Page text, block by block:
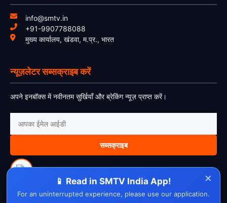
info@smtv.in
+91-9907788088
मुख्य कार्यालय, खंडवा, म.प्र., भारत
न्यूज़लेटर सब्सक्राइब करें
अपने इनबॉक्स में नवीनतम सुर्खियाँ और ब्रेकिंग न्यूज़ प्राप्त करें।
सब्सक्राइब
About UsContact Us DisclaimerPrivacy PolicyCookie Policy
×
📱 Read in SMTV India App!
For an uninterrupted experience, please use our application.